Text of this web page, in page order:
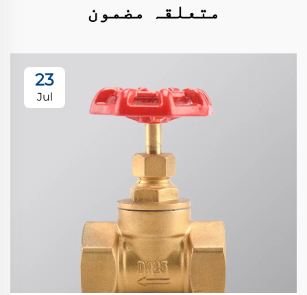
متعلقہ مضمون
23
Jul